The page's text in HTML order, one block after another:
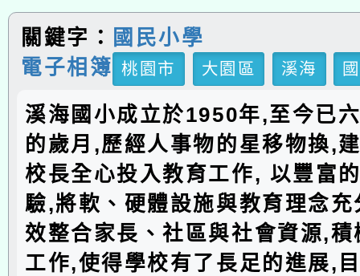
關鍵字：
國民小學
電子相簿 桃園市 大園區 溪海
溪海國小成立於1950年,至今已
的歲月,歷經人事物的星移物換,
校長全心投入教育工作, 以豐富
驗,將軟、硬體設施與教育理念
效整合家長、社區與社會資源,
工作,使得學校有了長足的進展,